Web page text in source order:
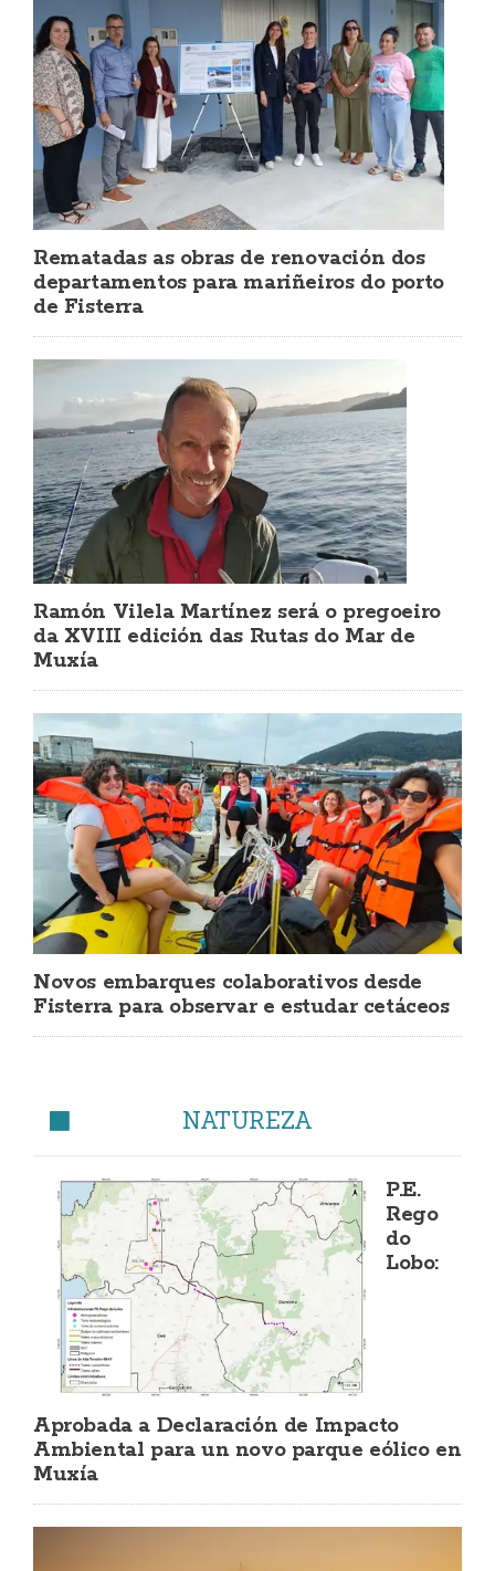
Rematadas as obras de renovación dos
departamentos para mariñeiros do porto
de Fisterra
Ramón Vilela Martínez será o pregoeiro
da XVIII edición das Rutas do Mar de
Muxía
Novos embarques colaborativos desde
Fisterra para observar e estudar cetáceos
NATUREZA
P.E.
Rego
do
Lobo:
Aprobada a Declaración de Impacto
Ambiental para un novo parque eólico en
Muxía